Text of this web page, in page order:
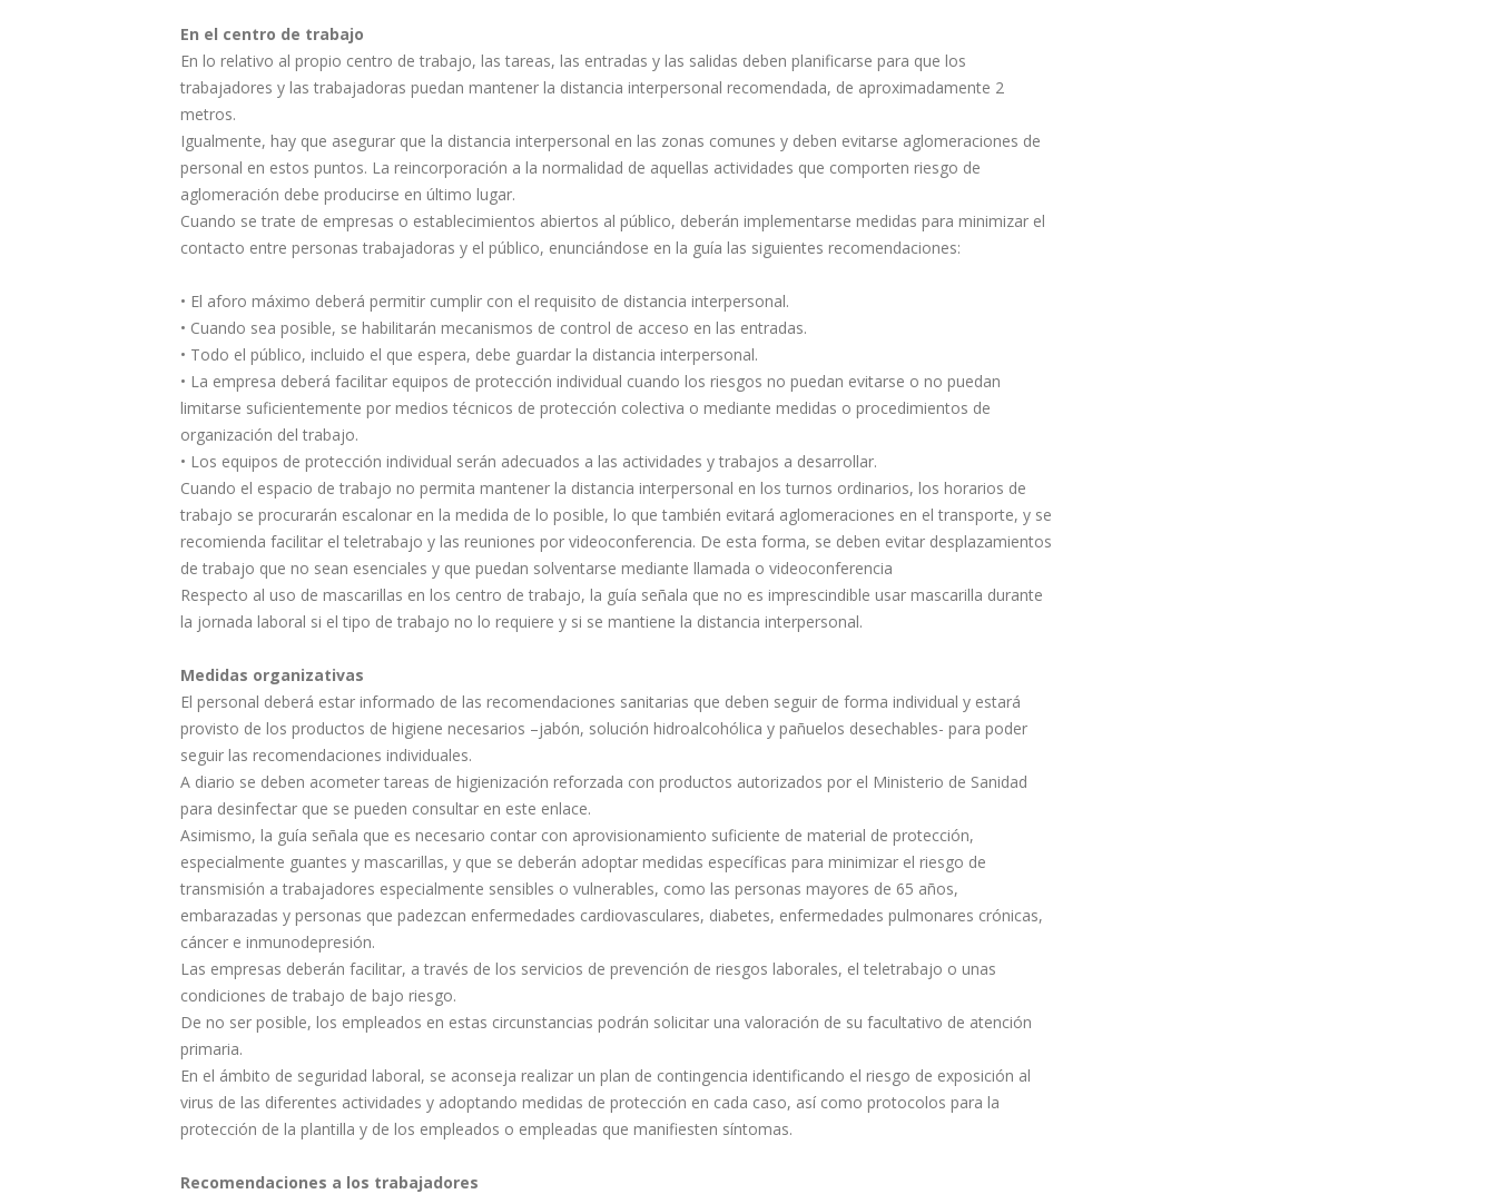
En el centro de trabajo
En lo relativo al propio centro de trabajo, las tareas, las entradas y las salidas deben planificarse para que los
trabajadores y las trabajadoras puedan mantener la distancia interpersonal recomendada, de aproximadamente 2
metros.
Igualmente, hay que asegurar que la distancia interpersonal en las zonas comunes y deben evitarse aglomeraciones de
personal en estos puntos. La reincorporación a la normalidad de aquellas actividades que comporten riesgo de
aglomeración debe producirse en último lugar.
Cuando se trate de empresas o establecimientos abiertos al público, deberán implementarse medidas para minimizar el
contacto entre personas trabajadoras y el público, enunciándose en la guía las siguientes recomendaciones:
• El aforo máximo deberá permitir cumplir con el requisito de distancia interpersonal.
• Cuando sea posible, se habilitarán mecanismos de control de acceso en las entradas.
• Todo el público, incluido el que espera, debe guardar la distancia interpersonal.
• La empresa deberá facilitar equipos de protección individual cuando los riesgos no puedan evitarse o no puedan
limitarse suficientemente por medios técnicos de protección colectiva o mediante medidas o procedimientos de
organización del trabajo.
• Los equipos de protección individual serán adecuados a las actividades y trabajos a desarrollar.
Cuando el espacio de trabajo no permita mantener la distancia interpersonal en los turnos ordinarios, los horarios de
trabajo se procurarán escalonar en la medida de lo posible, lo que también evitará aglomeraciones en el transporte, y se
recomienda facilitar el teletrabajo y las reuniones por videoconferencia. De esta forma, se deben evitar desplazamientos
de trabajo que no sean esenciales y que puedan solventarse mediante llamada o videoconferencia
Respecto al uso de mascarillas en los centro de trabajo, la guía señala que no es imprescindible usar mascarilla durante
la jornada laboral si el tipo de trabajo no lo requiere y si se mantiene la distancia interpersonal.
Medidas organizativas
El personal deberá estar informado de las recomendaciones sanitarias que deben seguir de forma individual y estará
provisto de los productos de higiene necesarios –jabón, solución hidroalcohólica y pañuelos desechables- para poder
seguir las recomendaciones individuales.
A diario se deben acometer tareas de higienización reforzada con productos autorizados por el Ministerio de Sanidad
para desinfectar que se pueden consultar en este enlace.
Asimismo, la guía señala que es necesario contar con aprovisionamiento suficiente de material de protección,
especialmente guantes y mascarillas, y que se deberán adoptar medidas específicas para minimizar el riesgo de
transmisión a trabajadores especialmente sensibles o vulnerables, como las personas mayores de 65 años,
embarazadas y personas que padezcan enfermedades cardiovasculares, diabetes, enfermedades pulmonares crónicas,
cáncer e inmunodepresión.
Las empresas deberán facilitar, a través de los servicios de prevención de riesgos laborales, el teletrabajo o unas
condiciones de trabajo de bajo riesgo.
De no ser posible, los empleados en estas circunstancias podrán solicitar una valoración de su facultativo de atención
primaria.
En el ámbito de seguridad laboral, se aconseja realizar un plan de contingencia identificando el riesgo de exposición al
virus de las diferentes actividades y adoptando medidas de protección en cada caso, así como protocolos para la
protección de la plantilla y de los empleados o empleadas que manifiesten síntomas.
Recomendaciones a los trabajadores